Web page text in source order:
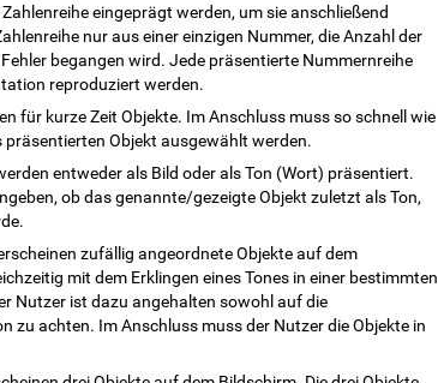
eingeprägt werden, um sie anschließend
nur aus einer einzigen Nummer, die Anzahl der
begangen wird. Jede präsentierte Nummernreihe
reproduziert werden.
für kurze Zeit Objekte. Im Anschluss muss so schnell wie
Objekt ausgewählt werden.
entweder als Bild oder als Ton (Wort) präsentiert.
ob das genannte/gezeigte Objekt zuletzt als Ton,
zufällig angeordnete Objekte auf dem
mit dem Erklingen eines Tones in einer bestimmten
Nutzer ist dazu angehalten sowohl auf die
zu achten. Im Anschluss muss der Nutzer die Objekte in